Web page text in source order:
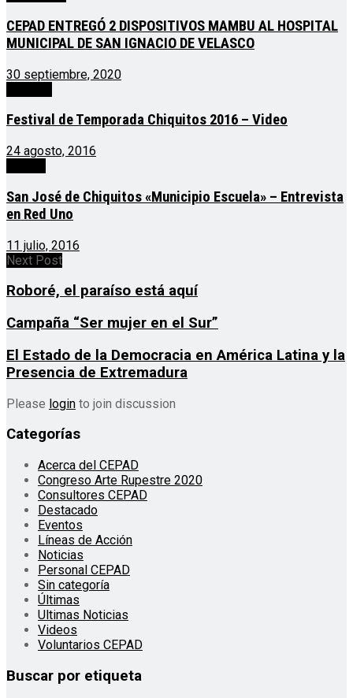
CEPAD ENTREGÓ 2 DISPOSITIVOS MAMBU AL HOSPITAL
MUNICIPAL DE SAN IGNACIO DE VELASCO
30 septiembre, 2020
Festival de Temporada Chiquitos 2016 – Video
24 agosto, 2016
San José de Chiquitos «Municipio Escuela» – Entrevista
en Red Uno
11 julio, 2016
Next Post
Roboré, el paraíso está aquí
Campaña “Ser mujer en el Sur”
El Estado de la Democracia en América Latina y la
Presencia de Extremadura
Please login to join discussion
Categorías
Acerca del CEPAD
Congreso Arte Rupestre 2020
Consultores CEPAD
Destacado
Eventos
Líneas de Acción
Noticias
Personal CEPAD
Sin categoría
Últimas
Ultimas Noticias
Videos
Voluntarios CEPAD
Buscar por etiqueta